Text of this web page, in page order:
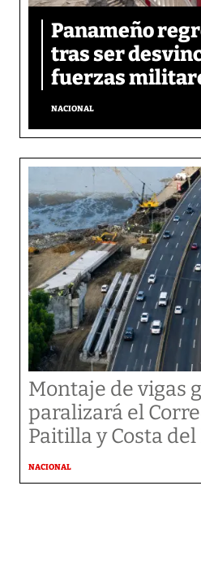
Panameño
tras ser
fuerzas
NACIONAL
Montaje de vigas
paralizará el
Paitilla y Costa del
NACIONAL